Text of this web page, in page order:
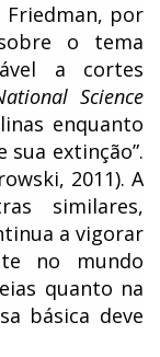
por
o tema
a cortes
Science
enquanto
extinção”.
2011). A
similares,
a vigorar
no mundo
quanto na
básica deve